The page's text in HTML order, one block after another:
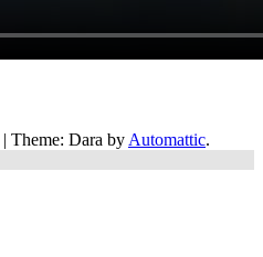
| Theme: Dara by Automattic.